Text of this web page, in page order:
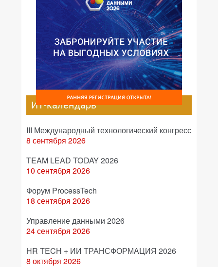
ИТ-календарь
III Международный технологический конгресс
8 сентября 2026
TEAM LEAD TODAY 2026
10 сентября 2026
Форум ProcessTech
18 сентября 2026
Управление данными 2026
24 сентября 2026
HR TECH + ИИ ТРАНСФОРМАЦИЯ 2026
8 октября 2026